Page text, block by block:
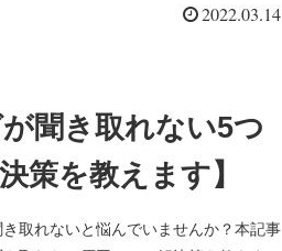
2022.03.14
聞き取れない5つ
策を教えます】
取れないと悩んでいませんか？本記事